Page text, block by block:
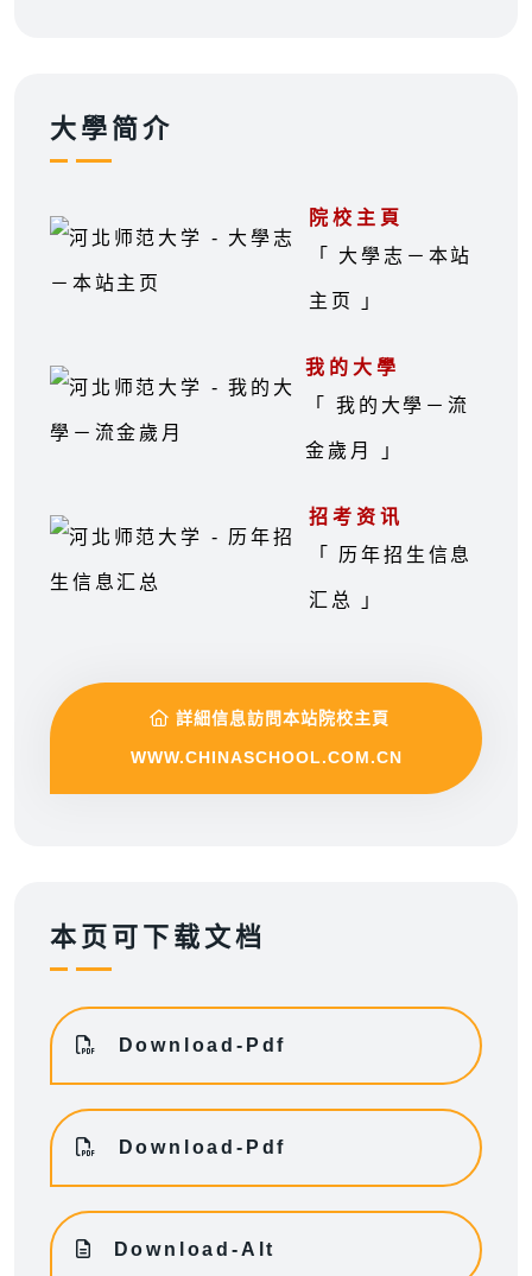
大學简介
院校主頁
「 大學志－本站
主页 」
我的大學
「 我的大學－流
金歲月 」
招考资讯
「 历年招生信息
汇总 」
詳細信息訪問本站院校主頁
WWW.CHINASCHOOL.COM.CN
本页可下载文档
Download-Pdf
Download-Pdf
Download-Alt